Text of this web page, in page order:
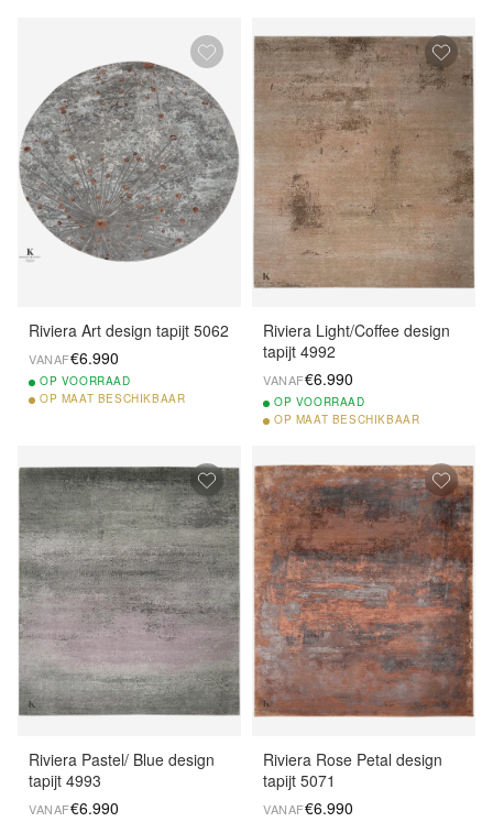
Riviera Art design tapijt 5062
VANAF€6.990
OP VOORRAAD
OP MAAT BESCHIKBAAR
Riviera Light/Coffee design
tapijt 4992
VANAF€6.990
OP VOORRAAD
OP MAAT BESCHIKBAAR
Riviera Pastel/ Blue design
tapijt 4993
VANAF€6.990
Riviera Rose Petal design
tapijt 5071
VANAF€6.990